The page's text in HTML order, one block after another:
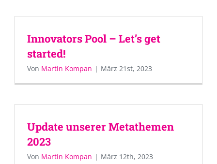
Innovators Pool – Let’s get
started!
Von Martin Kompan | März 21st, 2023
Update unserer Metathemen
2023
Von Martin Kompan | März 12th, 2023